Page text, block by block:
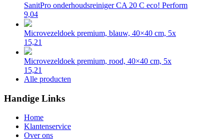
SanitPro onderhoudsreiniger CA 20 C eco! Perform
9,04
Microvezeldoek premium, blauw, 40×40 cm, 5x
15,21
Microvezeldoek premium, rood, 40×40 cm, 5x
15,21
Alle producten
Handige Links
Home
Klantenservice
Over ons